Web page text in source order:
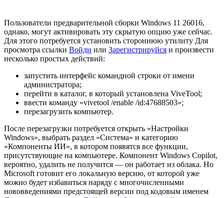
Пользователи предварительной сборки Windows 11 26016,
однако, могут активировать эту скрытую опцию уже сейчас.
Для этого потребуется установить стороннюю утилиту Для
просмотра ссылки Войди или Зарегистрируйся и произвести
несколько простых действий:
запустить интерфейс командной строки от имени
администратора;
перейти в каталог, в который установлена ViveTool;
ввести команду «vivetool /enable /id:47688503»;
перезагрузить компьютер.
После перезагрузки потребуется открыть «Настройки
Windows», выбрать раздел «Система» и категорию
«Компоненты ИИ», в котором появятся все функции,
присутствующие на компьютере. Компонент Windows Copilot,
вероятно, удалить не получится — он работает из облака. Но
Microsoft готовит его локальную версию, от которой уже
можно будет избавиться наряду с многочисленными
нововведениями предстоящей версии под кодовым именем